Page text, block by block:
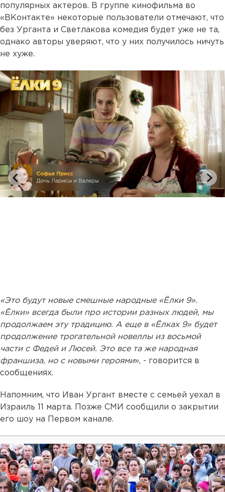
популярных актеров. В группе кинофильма во
«ВКонтакте» некоторые пользователи отмечают, что
без Урганта и Светлакова комедия будет уже не та,
однако авторы уверяют, что у них получилось ничуть
не хуже.
«Это будут новые смешные народные «Ёлки 9».
«Ёлки» всегда были про истории разных людей, мы
продолжаем эту традицию. А еще в «Ёлках 9» будет
продолжение трогательной новеллы из восьмой
части с Федей и Люсей. Это все та же народная
франшиза, но с новыми героями», - говорится в
сообщениях.
Напомним, что Иван Ургант вместе с семьей уехал в
Израиль 11 марта. Позже СМИ сообщили о закрытии
его шоу на Первом канале.